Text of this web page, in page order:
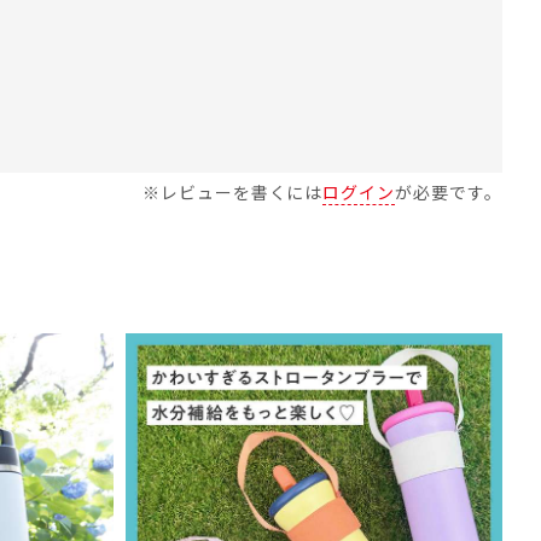
※レビューを書くにはログインが必要です。